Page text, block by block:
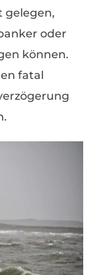
gelegen,
oder
können.
fatal